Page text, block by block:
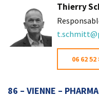
Thierry
06 62 52
86 – VIENNE –